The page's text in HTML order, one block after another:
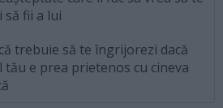
să fii a lui
trebuie să te îngrijorezi dacă
e prea prietenos cu cineva